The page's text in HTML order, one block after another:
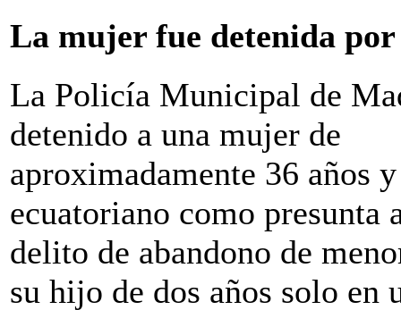
La mujer fue detenida
La Policía Municipal de
detenido a una mujer de
aproximadamente 36 años
ecuatoriano como presunta
delito de abandono de
su hijo de dos años solo en